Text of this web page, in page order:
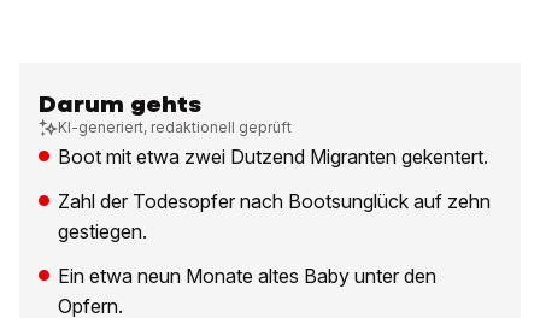
Darum gehts
KI-generiert, redaktionell geprüft
Boot mit etwa zwei Dutzend Migranten gekentert.
Zahl der Todesopfer nach Bootsunglück auf zehn
gestiegen.
Ein etwa neun Monate altes Baby unter den
Opfern.